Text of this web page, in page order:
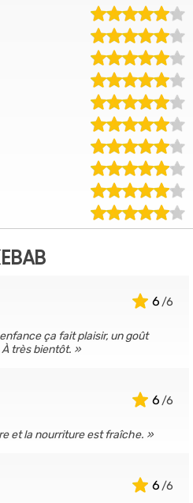
6
ça fait plaisir, un goût
À très bientôt.
6
et la nourriture est fraîche.
6